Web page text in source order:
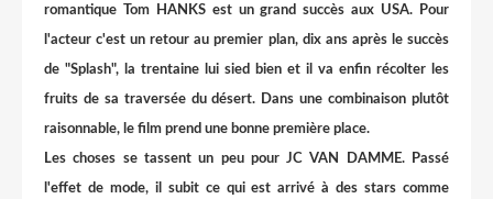
romantique Tom HANKS est un grand succès aux USA. Pour
l'acteur c'est un retour au premier plan, dix ans après le succès
de "Splash", la trentaine lui sied bien et il va enfin récolter les
fruits de sa traversée du désert. Dans une combinaison plutôt
raisonnable, le film prend une bonne première place.
Les choses se tassent un peu pour JC VAN DAMME. Passé
l'effet de mode, il subit ce qui est arrivé à des stars comme